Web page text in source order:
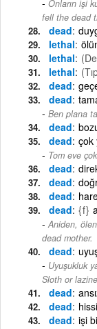
Onların işi
fell the dead
dead
lethal
lethal
lethal
dead
dead
Ben plana
dead
dead çok
Tom eve
dead
dead
dead
dead {f}
Aniden,
dead mother.
dead
Uyuşukluk
Sloth or
dead
dead
dead işi